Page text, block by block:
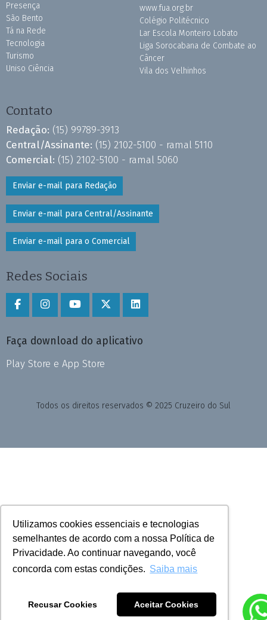
Utilizamos cookies essenciais e tecnologias
semelhantes de acordo com a nossa Política de
Privacidade. Ao continuar navegando, você
concorda com estas condições. Saiba mais
Recusar Cookies Aceitar Cookies
Presença
São Bento
Tá na Rede
Tecnologia
Turismo
Uniso Ciência
www.fua.org.br
Colégio Politécnico
Lar Escola Monteiro Lobato
Liga Sorocabana de Combate ao
Câncer
Vila dos Velhinhos
Contato
Redação: (15) 99789-3913
Central/Assinante: (15) 2102-5100 - ramal 5110
Comercial: (15) 2102-5100 - ramal 5060
Enviar e-mail para Redação
Enviar e-mail para Central/Assinante
Enviar e-mail para o Comercial
Redes Sociais
Faça download do aplicativo
Play Store e App Store
Todos os direitos reservados © 2025 Cruzeiro do Sul